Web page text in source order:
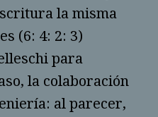
la misma
(6: 4: 2: 3)
para
la colaboración
al parecer,